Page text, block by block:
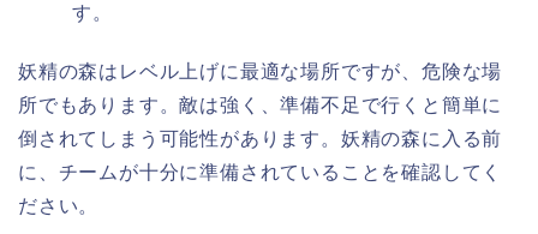
す。
妖精の森はレベル上げに最適な場所ですが、危険な場
所でもあります。敵は強く、準備不足で行くと簡単に
倒されてしまう可能性があります。妖精の森に入る前
に、チームが十分に準備されていることを確認してく
ださい。